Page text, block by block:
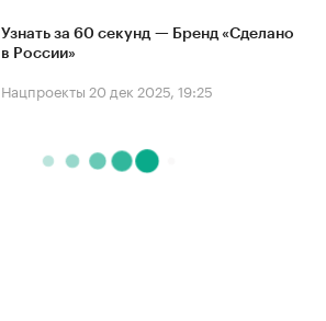
Узнать за 60 секунд — Бренд «Сделано
в России»
Нацпроекты 20 дек 2025, 19:25